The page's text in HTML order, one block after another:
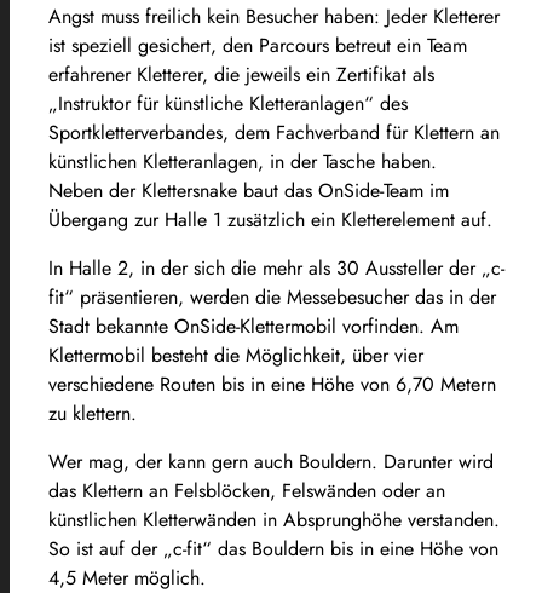
Angst muss freilich kein Besucher haben: Jeder Kletterer
ist speziell gesichert, den Parcours betreut ein Team
erfahrener Kletterer, die jeweils ein Zertifikat als
„Instruktor für künstliche Kletteranlagen“ des
Sportkletterverbandes, dem Fachverband für Klettern an
künstlichen Kletteranlagen, in der Tasche haben.
Neben der Klettersnake baut das OnSide-Team im
Übergang zur Halle 1 zusätzlich ein Kletterelement auf.
In Halle 2, in der sich die mehr als 30 Aussteller der „c-
fit“ präsentieren, werden die Messebesucher das in der
Stadt bekannte OnSide-Klettermobil vorfinden. Am
Klettermobil besteht die Möglichkeit, über vier
verschiedene Routen bis in eine Höhe von 6,70 Metern
zu klettern.
Wer mag, der kann gern auch Bouldern. Darunter wird
das Klettern an Felsblöcken, Felswänden oder an
künstlichen Kletterwänden in Absprunghöhe verstanden.
So ist auf der „c-fit“ das Bouldern bis in eine Höhe von
4,5 Meter möglich.